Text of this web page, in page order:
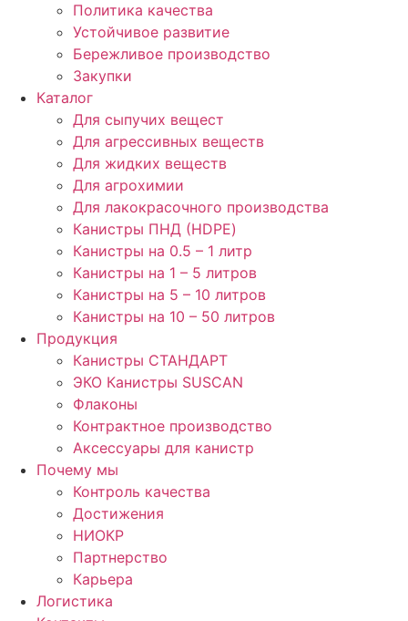
Политика качества
Устойчивое развитие
Бережливое производство
Закупки
Каталог
Для сыпучих вещест
Для агрессивных веществ
Для жидких веществ
Для агрохимии
Для лакокрасочного производства
Канистры ПНД (HDPE)
Канистры на 0.5 – 1 литр
Канистры на 1 – 5 литров
Канистры на 5 – 10 литров
Канистры на 10 – 50 литров
Продукция
Канистры СТАНДАРТ
ЭКО Канистры SUSCAN
Флаконы
Контрактное производство
Аксессуары для канистр
Почему мы
Контроль качества
Достижения
НИОКР
Партнерство
Карьера
Логистика